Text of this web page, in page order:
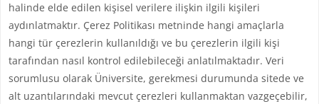
halinde elde edilen kişisel verilere ilişkin ilgili kişileri
aydınlatmaktır. Çerez Politikası metninde hangi amaçlarla
hangi tür çerezlerin kullanıldığı ve bu çerezlerin ilgili kişi
tarafından nasıl kontrol edilebileceği anlatılmaktadır. Veri
sorumlusu olarak Üniversite, gerekmesi durumunda sitede ve
alt uzantılarındaki mevcut çerezleri kullanmaktan vazgeçebilir,